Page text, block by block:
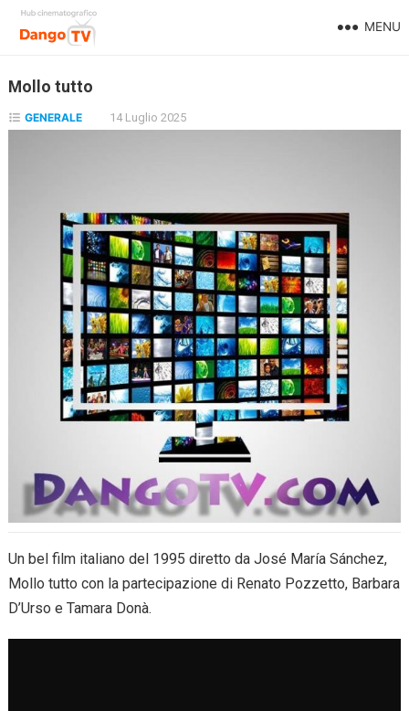
MENU
Mollo tutto
GENERALE 14 Luglio 2025
Un bel film italiano del 1995 diretto da José María Sánchez,
Mollo tutto con la partecipazione di Renato Pozzetto, Barbara
D’Urso e Tamara Donà.